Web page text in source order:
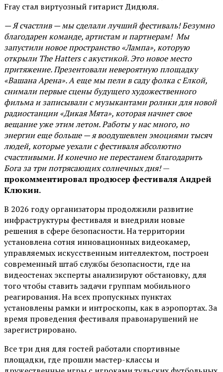
Fray стал виртуозный гитарист Дидюля.
— Я счастлив — мы сделали лучший фестиваль! Безумно
благодарен команде, артистам и партнерам! Мы
запустили новое пространство «Лампа», которую
открыли The Hatters с акустикой. Это новое место
притяжение. Презентовали невероятную площадку
«Вашана Арена». А еще мы пели в саду фолка с Елкой,
снимали первые сцены будущего художественного
фильма и записывали с музыкантами ролики для новой
радиостанции «Дикая Мята», которая начнет свое
вещание уже этим летом. Работы у нас много, но
энергии еще больше — я воодушевлен эмоциями тысяч
людей, которые уехали с фестиваля абсолютно
счастливыми. И конечно не перестанем благодарить
Бога за три потрясающих солнечных дня!—
прокомментировал продюсер фестиваля Андрей
Клюкин.
В 2026 году организаторы продолжили развитие
инфраструктуры фестиваля и внедрили новые
решения в сфере безопасности. На территории
установлена сотня инновационных видеокамер,
управляемых искусственным интеллектом, построен
современный штаб службы безопасности, где на
видеостенах эксперты анализируют обстановку, для
того чтобы ставить задачи группам мобильного
реагирования. На всех пропускных пунктах
установлены рамки и интроскопы, как в аэропортах. За
время проведения фестиваля правонарушений не
зарегистрировано.
Все три дня для гостей работали спортивные
площадки, где прошли мастер-классы и